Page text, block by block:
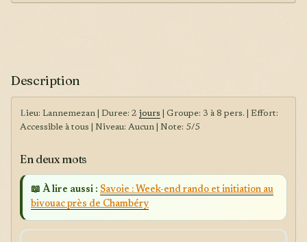
Description
Lieu: Lannemezan | Duree: 2 jours | Groupe: 3 à 8 pers. | Effort:
Accessible à tous | Niveau: Aucun | Note: 5/5
En deux mots
📖 À lire aussi : Savoie : Week-end rando et initiation au
bivouac près de Chambéry